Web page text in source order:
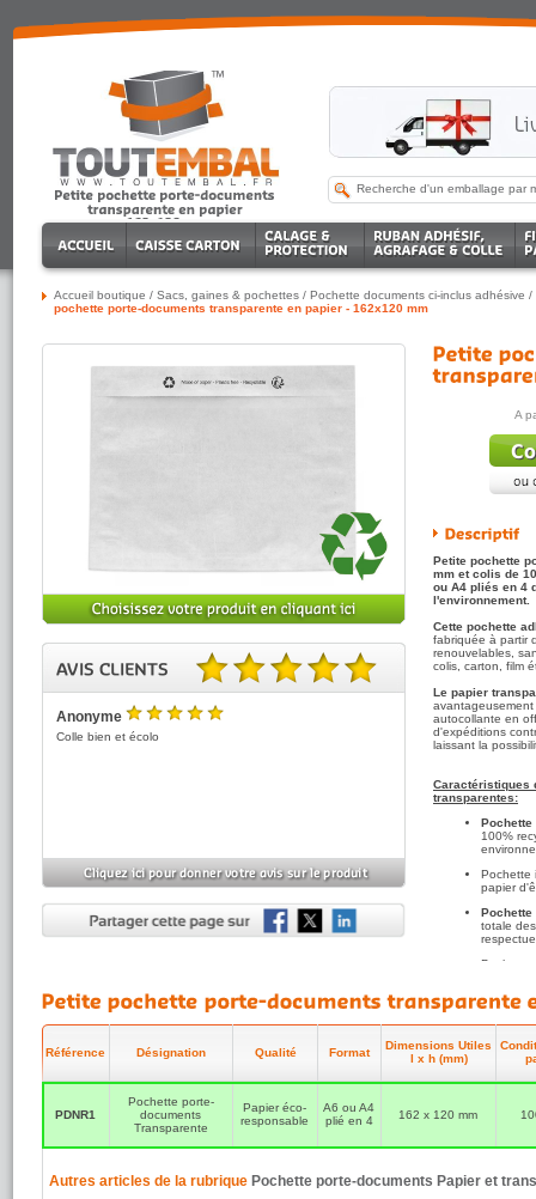
Accueil boutique / Sacs, gaines & pochettes / Pochette documents ci-inclus adhésive /
pochette porte-documents transparente en papier - 162x120 mm
5.00 sur 5 basé sur 1 note(s).
Anonyme
5
Colle bien et écolo
A
Petite pochette
mm et colis de
ou A4 pliés en 4
l'environnement.
Cette pochette
fabriquée à partir
renouvelables,
colis, carton, film
Le papier
autocollante en
d'expéditions
laissant la
Caractéristiques
transparentes:
100%
Pochette
papier
Pochette
totale
Pochette
Masse
acier.
Pochette
colle
Référence Désignation Qualité Format
Dimensions Utiles
l x h (mm)
PDNR1
Pochette porte-
documents
Transparente
Papier éco-
responsable
A6 ou A4
plié en 4
162 x 120 mm
Autres articles de la rubrique Pochette porte-documents Papier et